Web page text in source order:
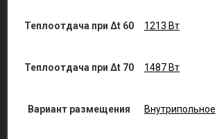
Теплоотдача при Δt 60 1213 Вт
Теплоотдача при Δt 70 1487 Вт
Вариант размещения Внутрипольное